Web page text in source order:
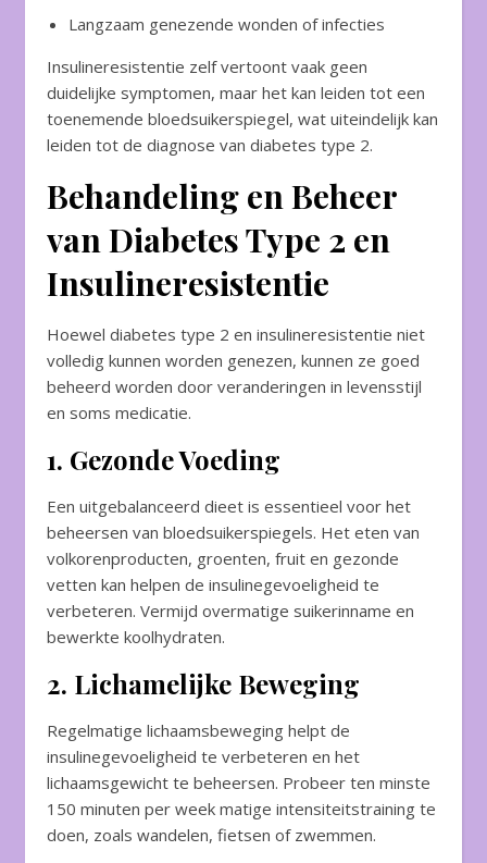
Langzaam genezende wonden of infecties
Insulineresistentie zelf vertoont vaak geen
duidelijke symptomen, maar het kan leiden tot een
toenemende bloedsuikerspiegel, wat uiteindelijk kan
leiden tot de diagnose van diabetes type 2.
Behandeling en Beheer
van Diabetes Type 2 en
Insulineresistentie
Hoewel diabetes type 2 en insulineresistentie niet
volledig kunnen worden genezen, kunnen ze goed
beheerd worden door veranderingen in levensstijl
en soms medicatie.
1. Gezonde Voeding
Een uitgebalanceerd dieet is essentieel voor het
beheersen van bloedsuikerspiegels. Het eten van
volkorenproducten, groenten, fruit en gezonde
vetten kan helpen de insulinegevoeligheid te
verbeteren. Vermijd overmatige suikerinname en
bewerkte koolhydraten.
2. Lichamelijke Beweging
Regelmatige lichaamsbeweging helpt de
insulinegevoeligheid te verbeteren en het
lichaamsgewicht te beheersen. Probeer ten minste
150 minuten per week matige intensiteitstraining te
doen, zoals wandelen, fietsen of zwemmen.